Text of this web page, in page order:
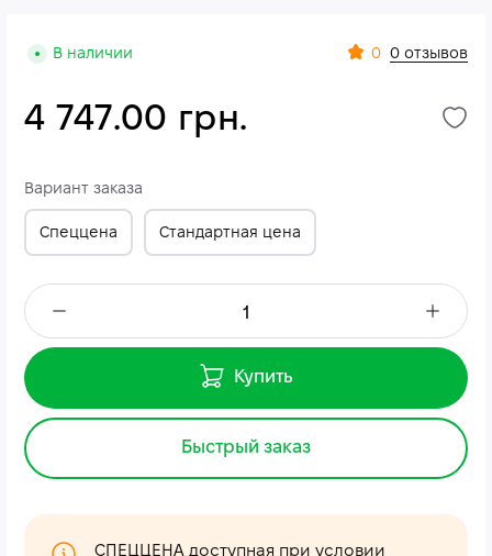
В наличии 0 0 отзывов
4 747.00 грн.
Вариант заказа
Спеццена Стандартная цена
Купить
Быстрый заказ
СПЕЦЦЕНА доступная при условии